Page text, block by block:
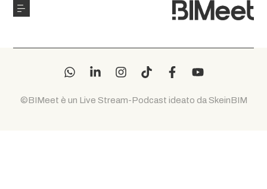
©BIMeet è un Live Stream-Podcast ideato da SkeinBIM